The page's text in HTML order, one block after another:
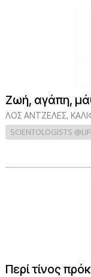
Ζωή, αγάπη,
ΛΟΣ ΆΝΤΖΕΛΕΣ,
SCIENTOLOGISTS
Περί τίνος